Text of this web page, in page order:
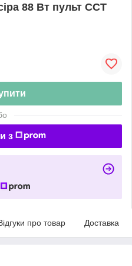
88 Вт пульт CCT
з
про товар Доставка